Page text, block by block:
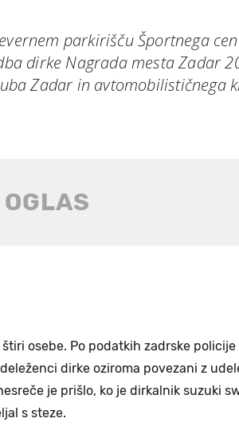
parkirišču Športnega
dirke Nagrada mesta Zadar
Zadar in avtomobilističnega
osebe. Po podatkih zadrske policije
dirke oziroma povezani z
je prišlo, ko je dirkalnik suzuki
s steze.